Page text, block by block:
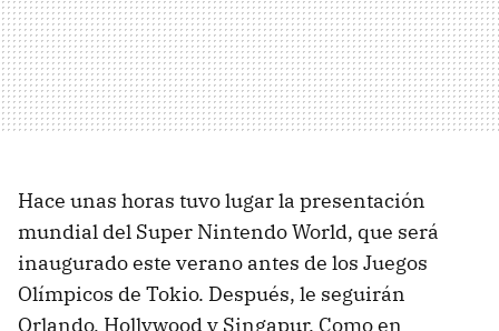
Hace unas horas tuvo lugar la presentación
mundial del Super Nintendo World, que será
inaugurado este verano antes de los Juegos
Olímpicos de Tokio. Después, le seguirán
Orlando, Hollywood y Singapur. Como en